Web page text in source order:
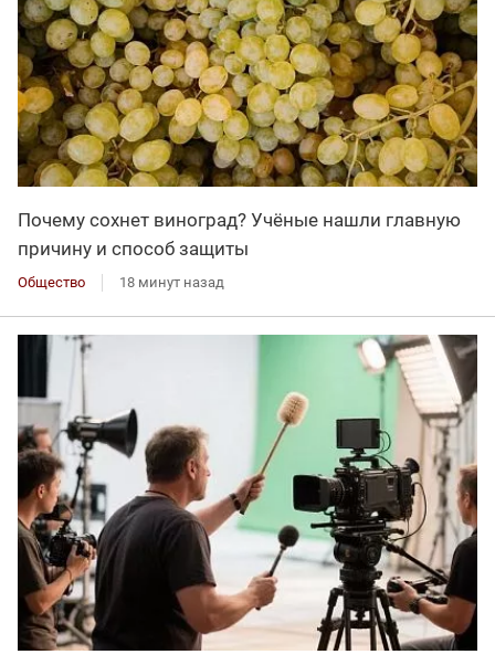
Почему сохнет виноград? Учёные нашли главную
причину и способ защиты
Общество 18 минут назад